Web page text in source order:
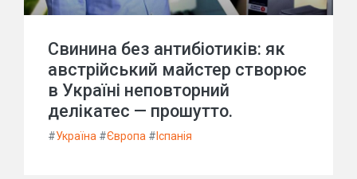
Свинина без антибіотиків: як
австрійський майстер створює
в Україні неповторний
делікатес — прошутто.
#Україна #Європа # Іспанія